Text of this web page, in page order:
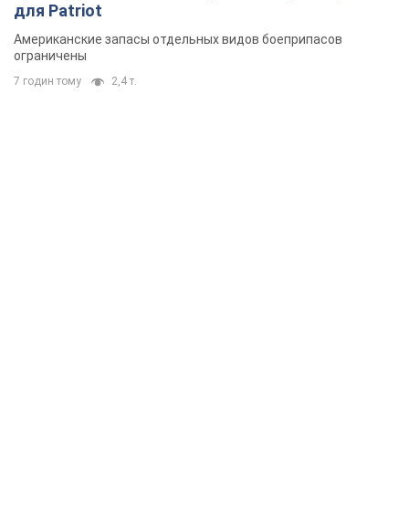
для Patriot
Американские запасы отдельных видов боеприпасов
ограничены
7 годин тому 2,4 т.